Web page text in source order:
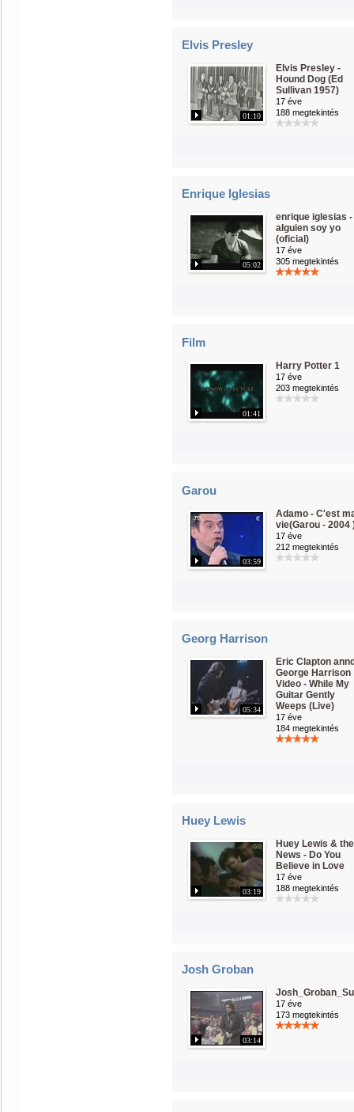
Elvis Presley
01:10
Elvis Presley -
Hound Dog (Ed
Sullivan 1957)
17 éve
188 megtekintés
Enrique Iglesias
05:02
enrique iglesias -
alguien soy yo
(oficial)
17 éve
305 megtekintés
Film
01:41
Harry Potter 1
17 éve
203 megtekintés
Garou
03:59
Adamo - C'est
vie(Garou - 2004
17 éve
212 megtekintés
Georg Harrison
05:34
Eric Clapton
George Harrison
Video - While My
Guitar Gently
Weeps (Live)
17 éve
184 megtekintés
Huey Lewis
03:19
Huey Lewis & the
News - Do You
Believe in Love
17 éve
188 megtekintés
Josh Groban
03:14
17 éve
173 megtekintés